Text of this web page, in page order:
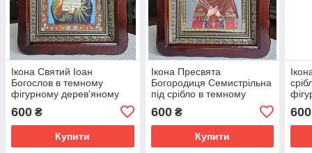
Ікона Святий Іоан
Богослов в темному
фігурному дерев'яному
кіоті під склом,розмір кіота
26*23,сюжет 15*18
600 ₴
Купити
Ікона Пресвята
Богородиця Семистрільна
під срібло в темному
кіоті під склом,
розмір26*23
600₴
Купити
600